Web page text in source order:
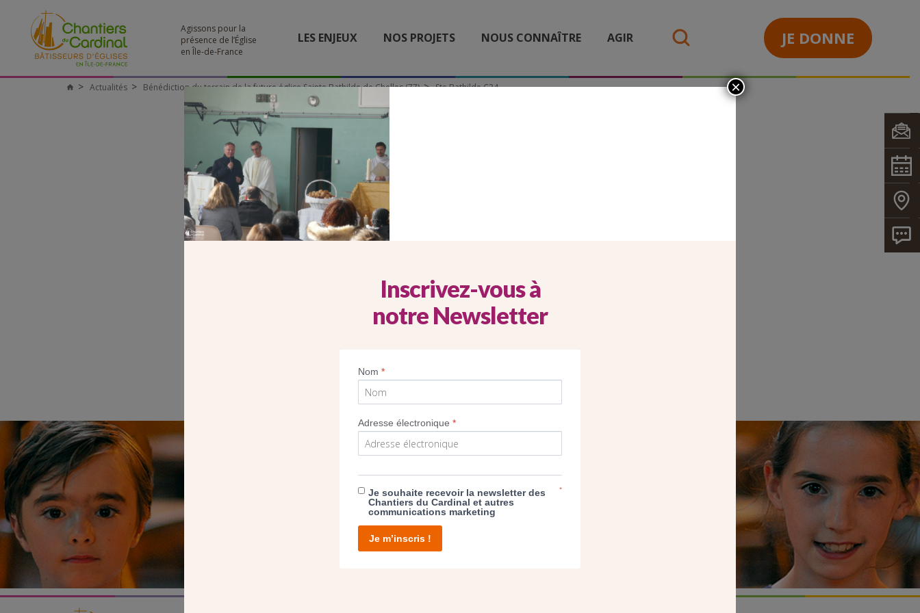
Agissons pour la
présence de l’Église
en Île-de-France
LES ENJEUX NOS PROJETS NOUS CONNAÎTRE AGIR JE DONNE
Chantiers
Actualités Bénédiction du terrain de la future église Sainte Bathilde de Chelles (77) Ste Bathilde C34
STE BATHILDE C34
SEUL VOTRE DON
NOUS PERMET D’AGIR
Inscrivez-vous à
notre Newsletter
Nom*
Adresse électronique*
Je souhaite recevoir la newsletter des
Chantiers du Cardinal et autres
communications marketing
*
Je m’inscris !
×